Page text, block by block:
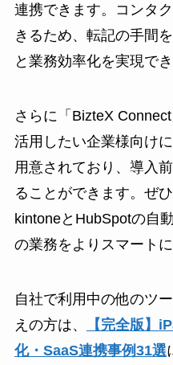
連携できます。コンタ
きるため、転記の手間
と業務効率化を実現でき
さらに「BizteX
活用したい企業様向けに
用意されており、導入
ることができます。ぜ
kintoneとHubSpotの自
の業務をよりスマート
自社で利用中の他のツ
えの方は、
【完全版】
化・SaaS連携事例31選